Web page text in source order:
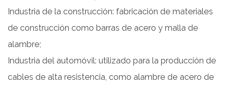
Industria de la construcción: fabricación de materiales
de construcción como barras de acero y malla de
alambre;
Industria del automóvil: utilizado para la producción de
cables de alta resistencia, como alambre de acero de